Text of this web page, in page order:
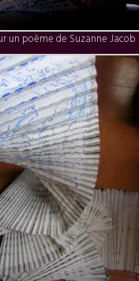
un poème de Suzanne Jacob